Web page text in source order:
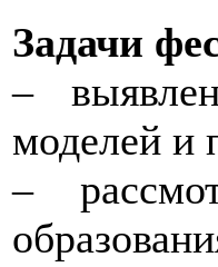
Задачи
–
моделей и
–